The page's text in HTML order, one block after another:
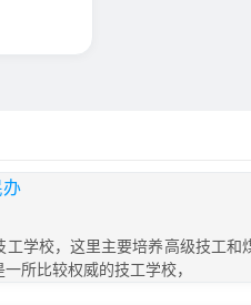
办
学校，这里主要培养高级技工和
所比较权威的技工学校，